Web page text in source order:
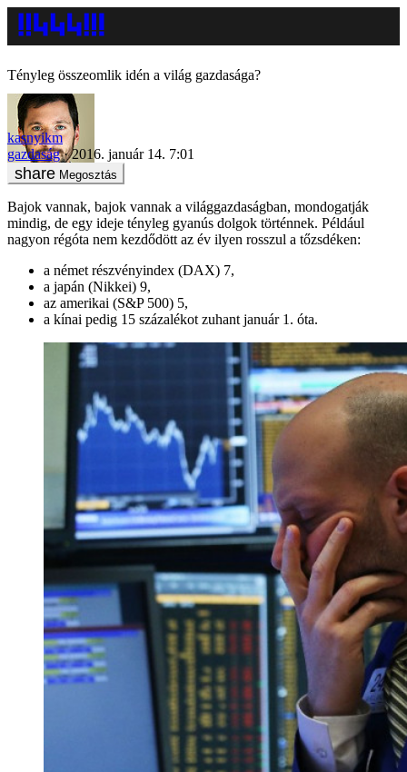
Tényleg összeomlik idén a világ gazdasága?
kasnyikm
gazdaság
2016. január 14. 7:01
Megosztás
Bajok vannak, bajok vannak a világgazdaságban, mondogatják
mindig, de egy ideje tényleg gyanús dolgok történnek. Például
nagyon régóta nem kezdődött az év ilyen rosszul a tőzsdéken:
a német részvényindex (DAX) 7,
a japán (Nikkei) 9,
az amerikai (S&P 500) 5,
a kínai pedig 15 százalékot zuhant január 1. óta.